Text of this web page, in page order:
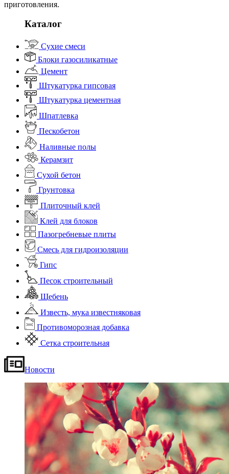
приготовления.
Каталог
Сухие смеси
Блоки газосиликатные
Цемент
Штукатурка гипсовая
Штукатурка цементная
Шпатлевка
Пескобетон
Наливные полы
Керамзит
Сухой бетон
Грунтовка
Плиточный клей
Клей для блоков
Пазогребневые плиты
Смесь для гидроизоляции
Гипс
Песок строительный
Щебень
Известь, мука известняковая
Противоморозная добавка
Сетка строительная
Новости